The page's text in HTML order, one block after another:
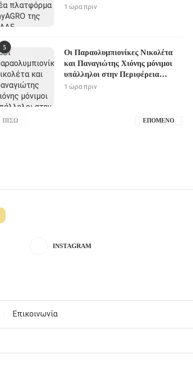
1 ώρα πριν
5
Οι Παραολυμπιονίκες Νικολέτα
και Παναγιώτης Χιόνης μόνιμοι
υπάλληλοι στην Περιφέρεια
Δυτικής Ελλάδας
1 ώρα πριν
ΠΊΣΩ ΕΠΌΜΕΝΟ
INSTAGRAM
Επικοινωνία